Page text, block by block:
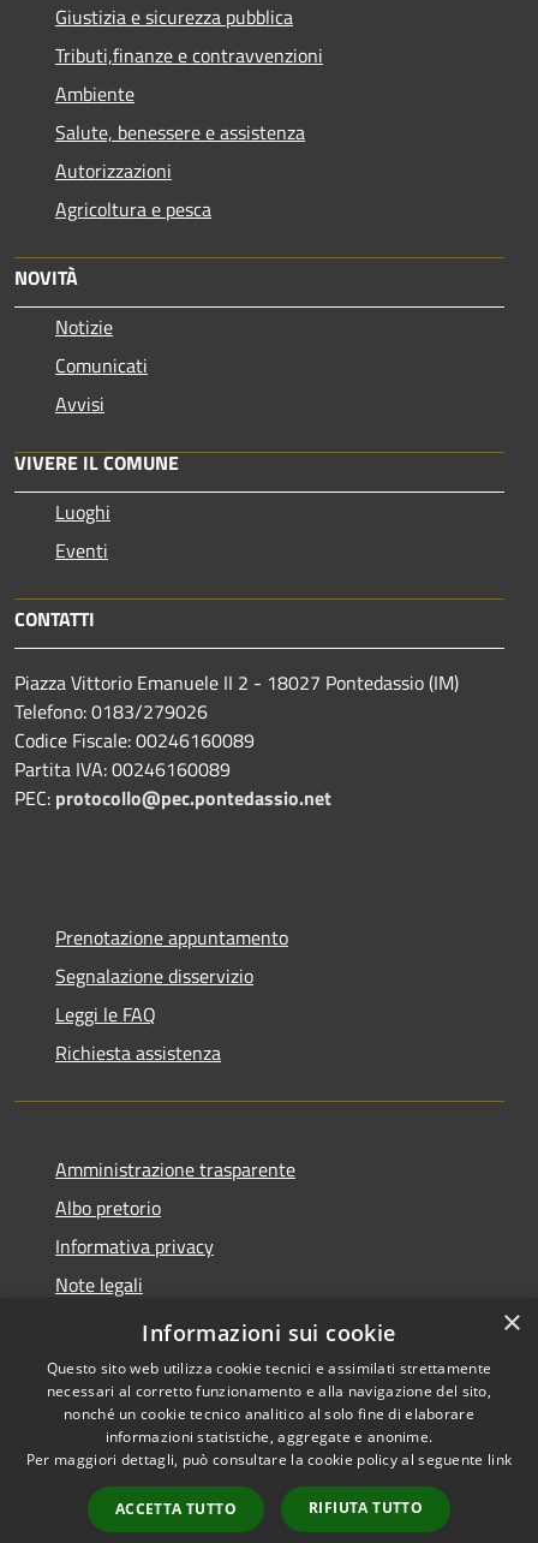
Giustizia e sicurezza pubblica
Tributi,finanze e contravvenzioni
Ambiente
Salute, benessere e assistenza
Autorizzazioni
Agricoltura e pesca
NOVITÀ
Notizie
Comunicati
Avvisi
VIVERE IL COMUNE
Luoghi
Eventi
CONTATTI
Piazza Vittorio Emanuele II 2 - 18027 Pontedassio (IM)
Telefono: 0183/279026
Codice Fiscale: 00246160089
Partita IVA: 00246160089
PEC: protocollo@pec.pontedassio.net
Prenotazione appuntamento
Segnalazione disservizio
Leggi le FAQ
Richiesta assistenza
Amministrazione trasparente
Albo pretorio
Informativa privacy
Note legali
Dichiarazione di accessibilità
Accessibilità
Copyright © 2026 • Comune di
Pontedassio • Powered by
Municipium•
Accesso
redazione
×
Informazioni sui cookie
Questo sito web utilizza cookie tecnici e assimilati strettamente
necessari al corretto funzionamento e alla navigazione del sito,
nonché un cookie tecnico analitico al solo fine di elaborare
informazioni statistiche, aggregate e anonime.
Per maggiori dettagli, può consultare la cookie policy al seguente link
ACCETTA TUTTO RIFIUTA TUTTO